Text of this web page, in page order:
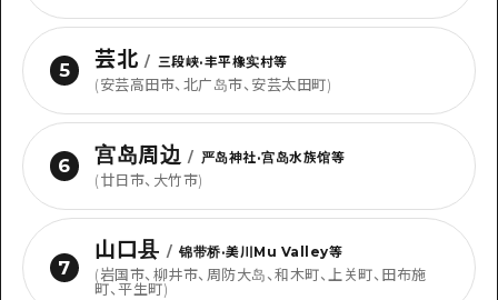
5 芸北 / 三段峡·丰平橡实村等
(安芸高田市、北广岛市、安芸太田町)
6 宫岛周边 / 严岛神社·宫岛水族馆等
(廿日市、大竹市)
7
山口县 / 锦带桥·美川Mu Valley等
(岩国市、柳井市、周防大岛、和木町、上关町、田布施
町、平生町)